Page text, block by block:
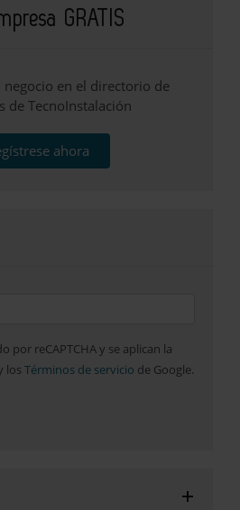
GRATIS
negocio en el directorio de
de TecnoInstalación
ahora
por reCAPTCHA y se aplican la
los Términos de servicio de Google.